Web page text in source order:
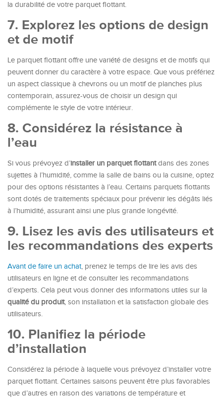
la durabilité de votre parquet flottant.
7. Explorez les options de design
et de motif
Le parquet flottant offre une variété de designs et de motifs qui
peuvent donner du caractère à votre espace. Que vous préfériez
un aspect classique à chevrons ou un motif de planches plus
contemporain, assurez-vous de choisir un design qui
complémente le style de votre intérieur.
8. Considérez la résistance à
l’eau
Si vous prévoyez d’installer un parquet flottantdans des zones
sujettes à l’humidité, comme la salle de bains ou la cuisine, optez
pour des options résistantes à l’eau. Certains parquets flottants
sont dotés de traitements spéciaux pour prévenir les dégâts liés
à l’humidité, assurant ainsi une plus grande longévité.
9. Lisez les avis des utilisateurs et
les recommandations des experts
Avant de faire un achat, prenez le temps de lire les avis des
utilisateurs en ligne et de consulter les recommandations
d’experts. Cela peut vous donner des informations utiles sur la
qualité du produit, son installation et la satisfaction globale des
utilisateurs.
10. Planifiez la période
d’installation
Considérez la période à laquelle vous prévoyez d’installer votre
parquet flottant. Certaines saisons peuvent être plus favorables
que d’autres en raison des variations de température et